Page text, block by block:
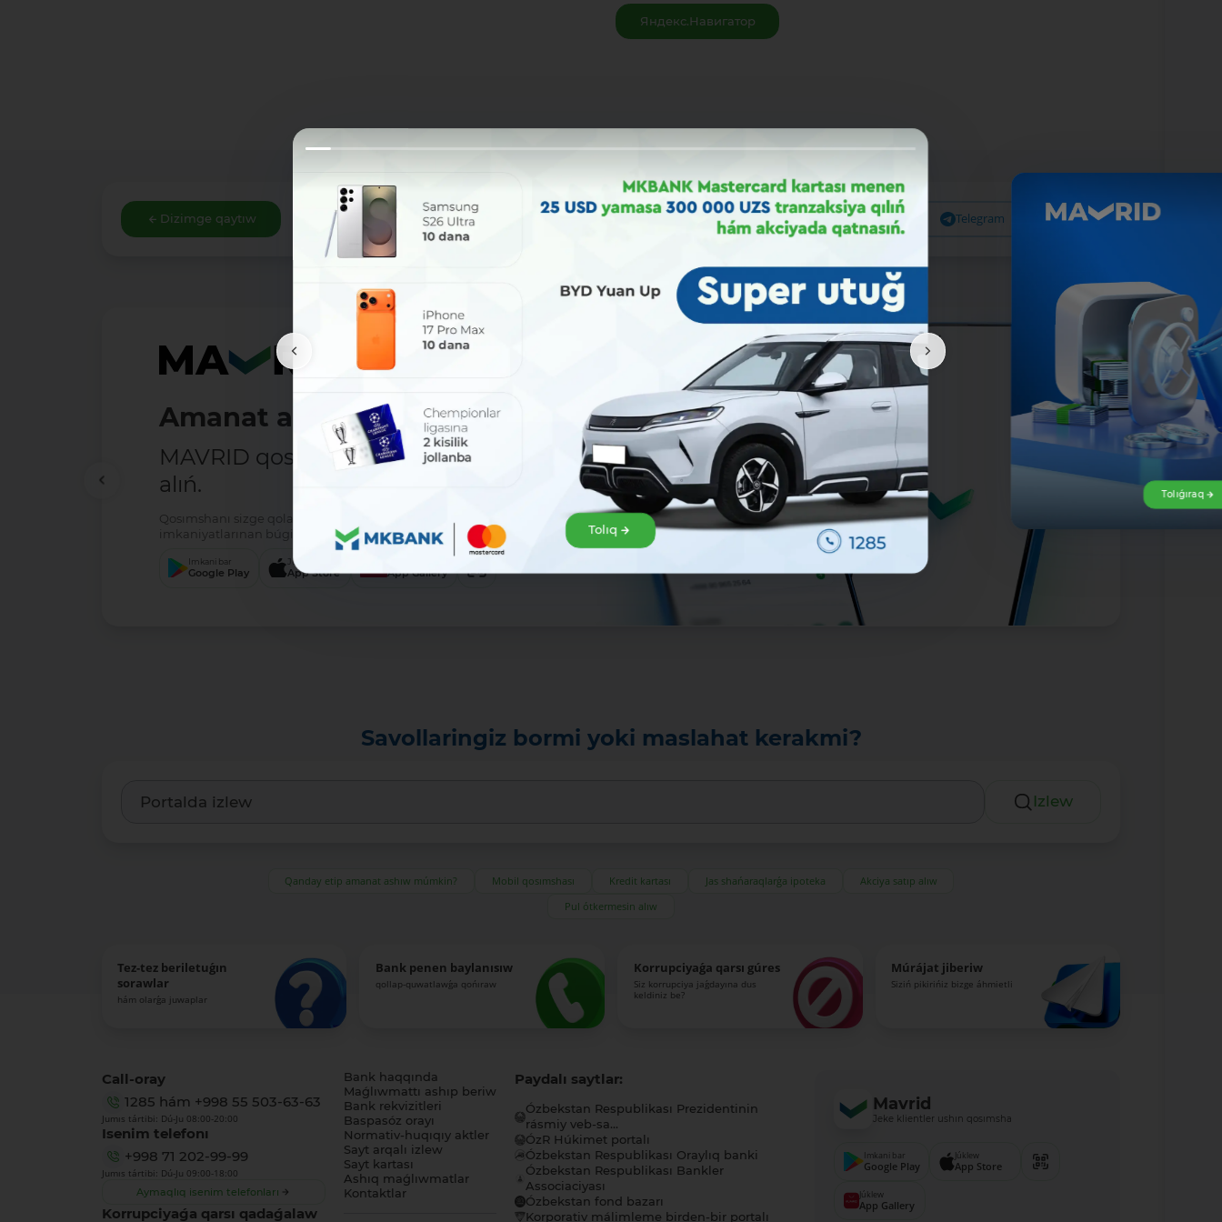
Яндекс.Навигатор
Dizimge qaytıw Bólisiw: Facebook Telegram X
Amanat ashıw - ańsat!
MAVRID qosımshasın házir júklep
alıń.
Qosımshanı sizge qolaylı servis arqalı júklep alıń hám Mavrid
imkaniyatlarınan búgin-aq paydalanıwdı baslań!:
Imkani bar
Google Play
Júklew
App Store App Gallery
Savollaringiz bormi yoki maslahat kerakmi?
Izlew
Qanday etip amanat ashıw múmkin? Mobil qosımshası Kredit kartası Jas shańaraqlarǵa ipoteka
Akciya satıp alıw
Pul ótkermesin alıw
Tez-tez beriletuǵın
sorawlar
hám olarǵa juwaplar
Bank penen baylanısıw
qollap-quwatlawǵa qońıraw
Korrupciyaǵa qarsı gúres
Siz korrupciya jaǵdayına dus
keldiniz be?
Múrájat jiberiw
Siziń pikirińiz bizge áhmietli
Call-oray
1285 hám +998 55 503-63-63
Jumıs tártibi: Dú-Ju 08:00-20:00
Isenim telefonı
+998 71 202-99-99
Jumıs tártibi: Dú-Ju 09:00-18:00
Aymaqlıq isenim telefonları
Korrupciyaǵa qarsı qadaǵalaw
Bank haqqında
Maǵlıwmattı ashıp beriw
Bank rekvizitleri
Baspasóz orayı
Normativ-huqıqıy aktler
Sayt arqalı izlew
Sayt kartası
Ashıq maǵlıwmatlar
Kontaktlar
Paydalı saytlar:
Ózbekstan Respublikası Prezidentinin
rásmiy veb-sa...
ÓzR Húkimet portalı
Ózbekstan Respublikası Oraylıq banki
Ózbekstan Respublikası Bankler
Associaciyası
Ózbekstan fond bazarı
Korporativ málimleme birden-bir portalı
Mavrid
Jeke klientler ushın qosımsha
Imkani bar
Google Play
Júklew
App Store
Júklew
App Gallery
Tolıq
Tolıǵıraq